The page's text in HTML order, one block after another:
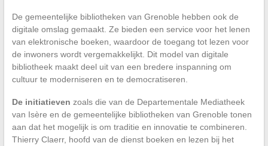
De gemeentelijke bibliotheken van Grenoble hebben ook de
digitale omslag gemaakt. Ze bieden een service voor het lenen
van elektronische boeken, waardoor de toegang tot lezen voor
de inwoners wordt vergemakkelijkt. Dit model van digitale
bibliotheek maakt deel uit van een bredere inspanning om
cultuur te moderniseren en te democratiseren.
De initiatieven zoals die van de Departementale Mediatheek
van Isère en de gemeentelijke bibliotheken van Grenoble tonen
aan dat het mogelijk is om traditie en innovatie te combineren.
Thierry Claerr, hoofd van de dienst boeken en lezen bij het